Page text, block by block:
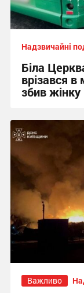
Надзвичайні
Біла
врізався
збив жінку
12:13 вчора
Важливо